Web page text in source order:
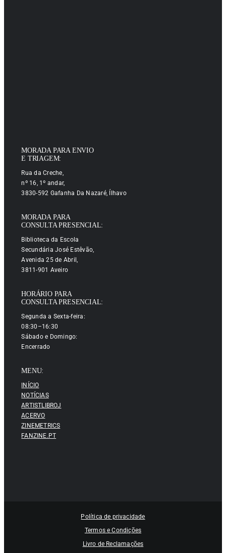
MORADA PARA ENVIO
E TRIAGEM:
Rua da Creche,
nº 16, 1º andar,
3830-592 Gafanha Da Nazaré, Ílhavo
MORADA PARA
CONSULTA PRESENCIAL:
Biblioteca da Escola
Secundária José Estêvão,
Avenida 25 de Abril,
3811-901 Aveiro
HORÁRIO PARA
CONSULTA PRESENCIAL:
Segunda a Sexta-feira:
08:30–16:30
Sábado e Domingo:
Encerrado
MENU:
INÍCIO
NOTÍCIAS
ARTISTLIBROJ
ACERVO
ZINEMETRICS
FANZINE.PT
Política de privacidade
Termos e Condições
Livro de Reclamações